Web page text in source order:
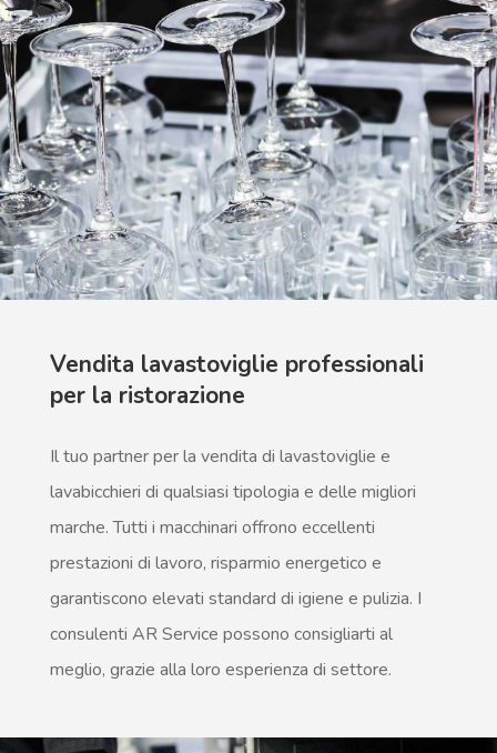
Vendita lavastoviglie professionali
per la ristorazione
Il tuo partner per la vendita di lavastoviglie e
lavabicchieri di qualsiasi tipologia e delle migliori
marche. Tutti i macchinari offrono eccellenti
prestazioni di lavoro, risparmio energetico e
garantiscono elevati standard di igiene e pulizia. I
consulenti AR Service possono consigliarti al
meglio, grazie alla loro esperienza di settore.